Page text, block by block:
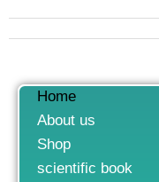
Home
About us
Shop
scientific book